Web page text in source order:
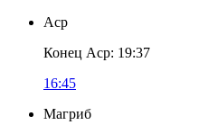
Аср
Конец Аср: 19:37
16:45
Магриб